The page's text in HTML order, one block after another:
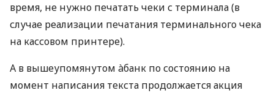
время, не нужно печатать чеки с терминала (в
случае реализации печатания терминального чека
на кассовом принтере).
А в вышеупомянутом àбанк по состоянию на
момент написания текста продолжается акция